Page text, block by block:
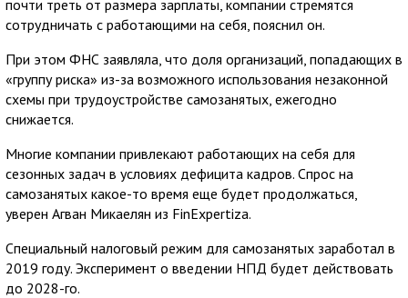
почти треть от размера зарплаты, компании стремятся
сотрудничать с работающими на себя, пояснил он.
При этом ФНС заявляла, что доля организаций, попадающих в
«группу риска» из-за возможного использования незаконной
схемы при трудоустройстве самозанятых, ежегодно
снижается.
Многие компании привлекают работающих на себя для
сезонных задач в условиях дефицита кадров. Спрос на
самозанятых какое-то время еще будет продолжаться,
уверен Агван Микаелян из FinExpertiza.
Специальный налоговый режим для самозанятых заработал в
2019 году. Эксперимент о введении НПД будет действовать
до 2028-го.